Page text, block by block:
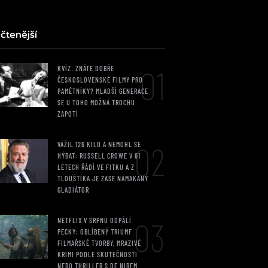
KVÍZ: ZNÁTE DOBŘE
ČESKOSLOVENSKÉ FILMY PRO
PAMĚTNÍKY? MLADŠÍ GENERACE
SE U TOHO MOŽNÁ TROCHU
ZAPOTÍ
01
VÁŽIL 126 KILO A NEMOHL SE
HÝBAT: RUSSELL CROWE V 61
LETECH ŘÁDÍ VE FITKU A Z
TLOUŠTÍKA JE ZASE NAMAKANÝ
GLADIÁTOR
02
NETFLIX V SRPNU ODPÁLÍ
PECKY: OBLÍBENÝ TRIUMF
FILMAŘSKÉ TVORBY, MRAZIVÉ
KRIMI PODLE SKUTEČNOSTI
NEBO THRILLER S DE NIREM
03